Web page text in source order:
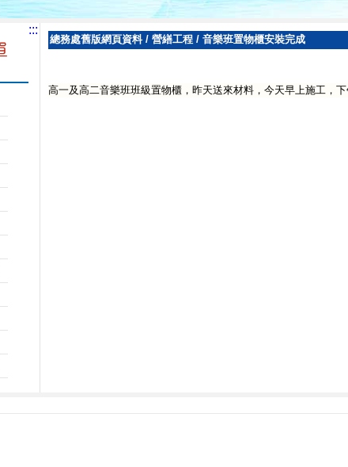
:::
總務處舊版網頁資料/ 營繕工程/ 音樂班置物櫃安裝完成
高一及高二音樂班班級置物櫃，昨天送來材料，今天早上施工，下